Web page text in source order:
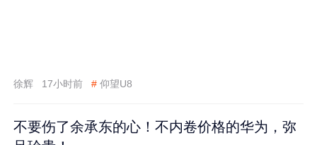
徐辉 17小时前 # 仰望U8
不要伤了余承东的心！不内卷价格的华为，弥